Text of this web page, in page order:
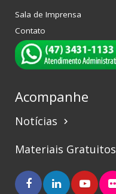
Sala de Imprensa
Contato
Acompanhe
Notícias keyboard_arrow_right
Materiais Gratuitos